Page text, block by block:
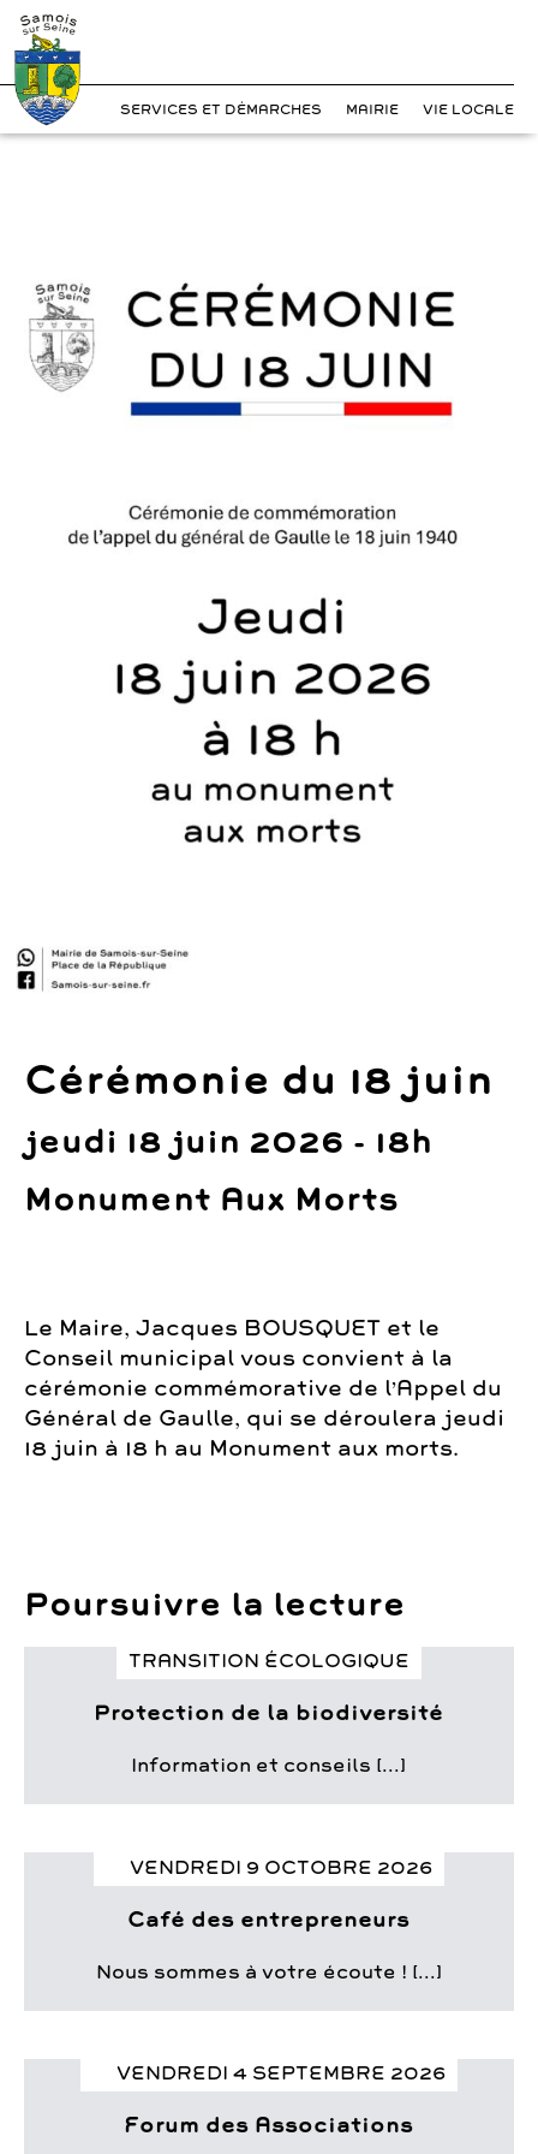
?>
Skip
to
content
SERVICES ET DÉMARCHES MAIRIE VIE LOCALE
Cérémonie du 18 juin
jeudi 18 juin 2026 - 18h
Monument Aux Morts
Le Maire, Jacques BOUSQUET et le
Conseil municipal vous convient à la
cérémonie commémorative de l’Appel du
Général de Gaulle, qui se déroulera jeudi
18 juin à 18 h au Monument aux morts.
Poursuivre la lecture
TRANSITION ÉCOLOGIQUE
Protection de la biodiversité
Information et conseils [...]
VENDREDI 9 OCTOBRE 2026
Café des entrepreneurs
Nous sommes à votre écoute ! [...]
VENDREDI 4 SEPTEMBRE 2026
Forum des Associations
Cookies management panel